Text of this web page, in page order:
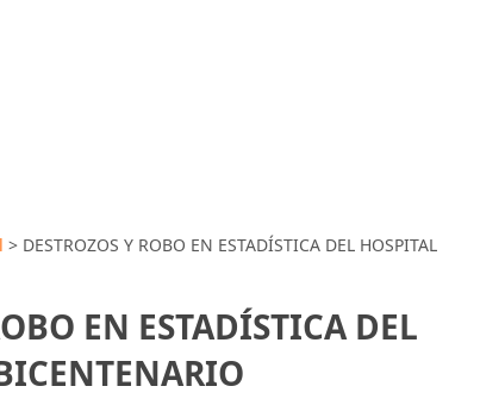
> DESTROZOS Y ROBO EN ESTADÍSTICA DEL HOSPITAL
EN ESTADÍSTICA DEL